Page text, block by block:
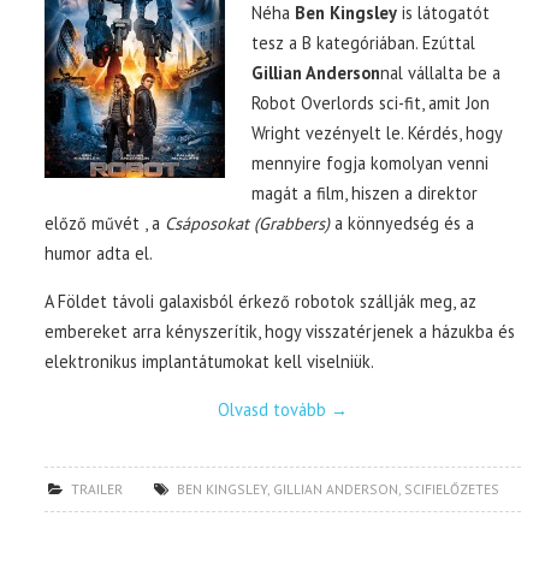
Néha Ben Kingsley is látogatót
tesz a B kategóriában. Ezúttal
Gillian Andersonnal vállalta be a
Robot Overlords sci-fit, amit Jon
Wright vezényelt le. Kérdés, hogy
mennyire fogja komolyan venni
magát a film, hiszen a direktor
előző művét , a Csáposokat (Grabbers)a könnyedség és a
humor adta el.
A Földet távoli galaxisból érkező robotok szállják meg, az
embereket arra kényszerítik, hogy visszatérjenek a házukba és
elektronikus implantátumokat kell viselniük.
Olvasd tovább →
TRAILER BEN KINGSLEY, GILLIAN ANDERSON, SCIFIELŐZETES